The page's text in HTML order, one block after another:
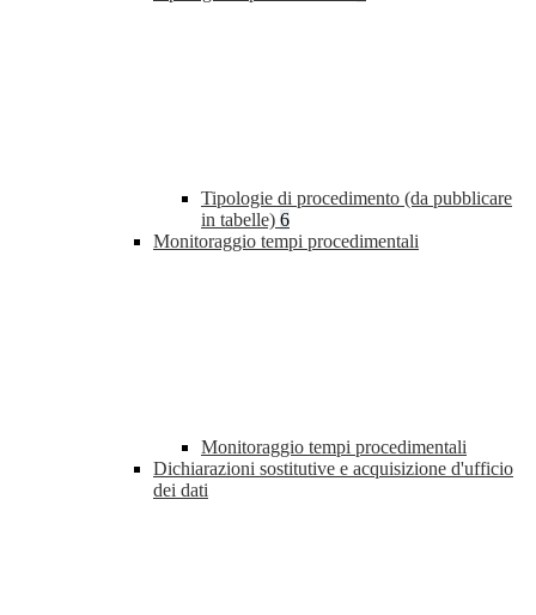
Tipologie di procedimento (da pubblicare
in tabelle) 6
Monitoraggio tempi procedimentali
Monitoraggio tempi procedimentali
Dichiarazioni sostitutive e acquisizione d'ufficio
dei dati